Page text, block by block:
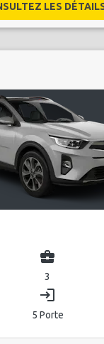
LES
business_center
3
login
5 Porte